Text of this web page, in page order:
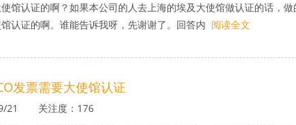
馆认证的啊？如果本公司的人去上海的埃及大使馆做认证的话，
认证的啊。谁能告诉我呀，先谢谢了。回答内 阅读全文
发票需要大使馆认证
9/21 关注度：176